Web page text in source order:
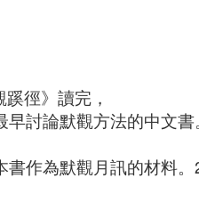
徑》讀完，
討論默觀方法的中文書。
作為默觀月訊的材料